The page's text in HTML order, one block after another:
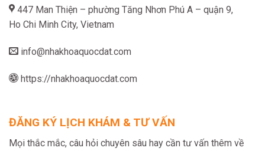
447 Man Thiện – phường Tăng Nhơn Phú A – quận 9,
Ho Chi Minh City, Vietnam
info@nhakhoaquocdat.com
https://nhakhoaquocdat.com
ĐĂNG KÝ LỊCH KHÁM & TƯ VẤN
Mọi thắc mắc, câu hỏi chuyên sâu hay cần tư vấn thêm về